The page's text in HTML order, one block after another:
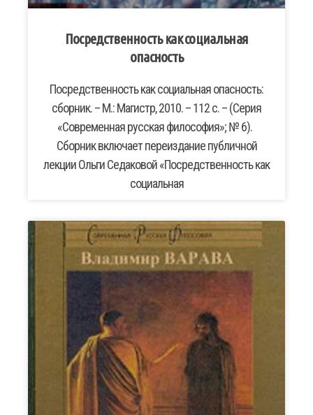
Посредственность как социальная
опасность
Посредственность как социальная опасность:
сборник. – М.: Магистр, 2010. – 112 с. – (Серия
«Современная русская философия»; № 6).
Сборник включает переиздание публичной
лекции Ольги Седаковой «Посредственность как
социальная